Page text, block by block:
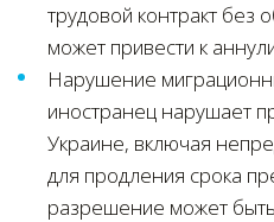
трудовой контракт без
может привести к
Нарушение
иностранец нарушает
Украине, включая
для продления срока
разрешение может